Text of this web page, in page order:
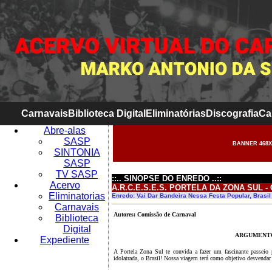
CarnavaisBiblioteca Digital EliminatóriasDiscografia
Abre-alas
SASP
SINTONIA
SASP
TV SASP
Acervo
Eliminatorias
Carnavais
Biblioteca
Digital
Expediente
BANNER
::.. SINOPSE DO ENREDO ..::
A.R.C.E.S.E.S. PORTELA DA ZONA SUL -
Enredo: Vai Dar Bandeira Nessa Festa Popular,
Autores: Comissão de Carnaval
A Portela Zona Sul te convida a fazer um fascinante passeio
idolatrada, o Brasil! Nossa viagem terá como objetivo